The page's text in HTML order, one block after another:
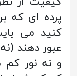
پرده ای که
کنید می
عبور دهند
و نه نور کم